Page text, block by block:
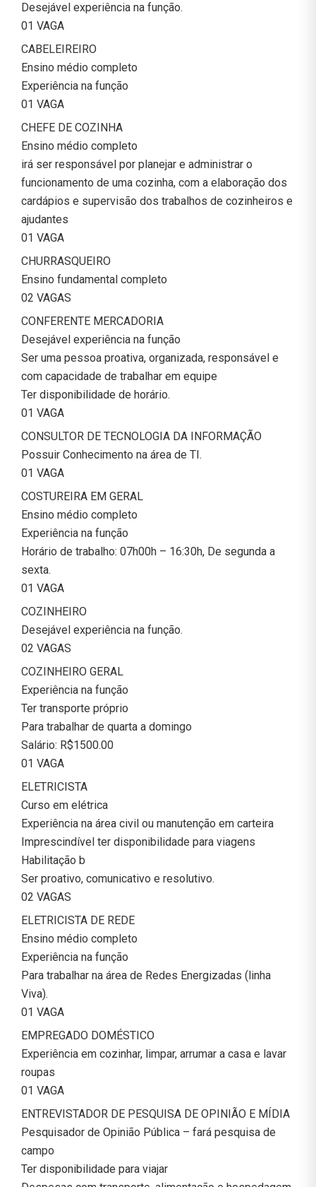
Desejável experiência na função.
01 VAGA
CABELEIREIRO
Ensino médio completo
Experiência na função
01 VAGA
CHEFE DE COZINHA
Ensino médio completo
irá ser responsável por planejar e administrar o
funcionamento de uma cozinha, com a elaboração dos
cardápios e supervisão dos trabalhos de cozinheiros e
ajudantes
01 VAGA
CHURRASQUEIRO
Ensino fundamental completo
02 VAGAS
CONFERENTE MERCADORIA
Desejável experiência na função
Ser uma pessoa proativa, organizada, responsável e
com capacidade de trabalhar em equipe
Ter disponibilidade de horário.
01 VAGA
CONSULTOR DE TECNOLOGIA DA INFORMAÇÃO
Possuir Conhecimento na área de TI.
01 VAGA
COSTUREIRA EM GERAL
Ensino médio completo
Experiência na função
Horário de trabalho: 07h00h – 16:30h, De segunda a
sexta.
01 VAGA
COZINHEIRO
Desejável experiência na função.
02 VAGAS
COZINHEIRO GERAL
Experiência na função
Ter transporte próprio
Para trabalhar de quarta a domingo
Salário: R$1500.00
01 VAGA
ELETRICISTA
Curso em elétrica
Experiência na área civil ou manutenção em carteira
Imprescindível ter disponibilidade para viagens
Habilitação b
Ser proativo, comunicativo e resolutivo.
02 VAGAS
ELETRICISTA DE REDE
Ensino médio completo
Experiência na função
Para trabalhar na área de Redes Energizadas (linha
Viva).
01 VAGA
EMPREGADO DOMÉSTICO
Experiência em cozinhar, limpar, arrumar a casa e lavar
roupas
01 VAGA
ENTREVISTADOR DE PESQUISA DE OPINIÃO E MÍDIA
Pesquisador de Opinião Pública – fará pesquisa de
campo
Ter disponibilidade para viajar